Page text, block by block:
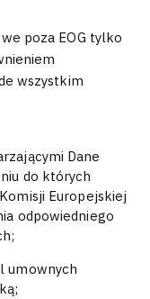
poza EOG tylko
wszystkim
Dane
do których
Europejskiej
odpowiedniego
umownych